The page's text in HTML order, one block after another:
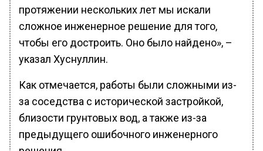
протяжении нескольких лет мы искали
сложное инженерное решение для того,
чтобы его достроить. Оно было найдено», –
указал Хуснуллин.
Как отмечается, работы были сложными из-
за соседства с исторической застройкой,
близости грунтовых вод, а также из-за
предыдущего ошибочного инженерного